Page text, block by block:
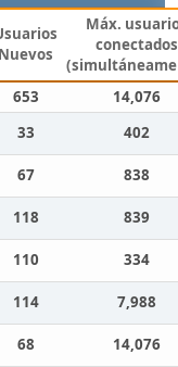
Nuevos
Máx.
conectados
653
14,076
33
402
67
838
118
839
110
334
114
7,988
68 14,076